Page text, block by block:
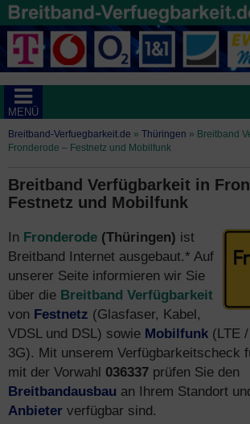
MENÜ
Breitband-Verfuegbarkeit.de » Thüringen » Breitband
Fronderode – Festnetz und Mobilfunk
Breitband Verfügbarkeit in
Festnetz und Mobilfunk
In Fronderode (Thüringen) ist
Breitband Internet ausgebaut.* Auf
unserer Seite informieren wir Sie
über die Breitband Verfügbarkeit
von Festnetz (Glasfaser, Kabel,
VDSL und DSL) sowie Mobilfunk (LTE
3G). Mit unserem Verfügbarkeitscheck
mit der Vorwahl 036337 prüfen Sie den
Breitbandausbau an Ihrem Standort
Anbieter verfügbar sind.